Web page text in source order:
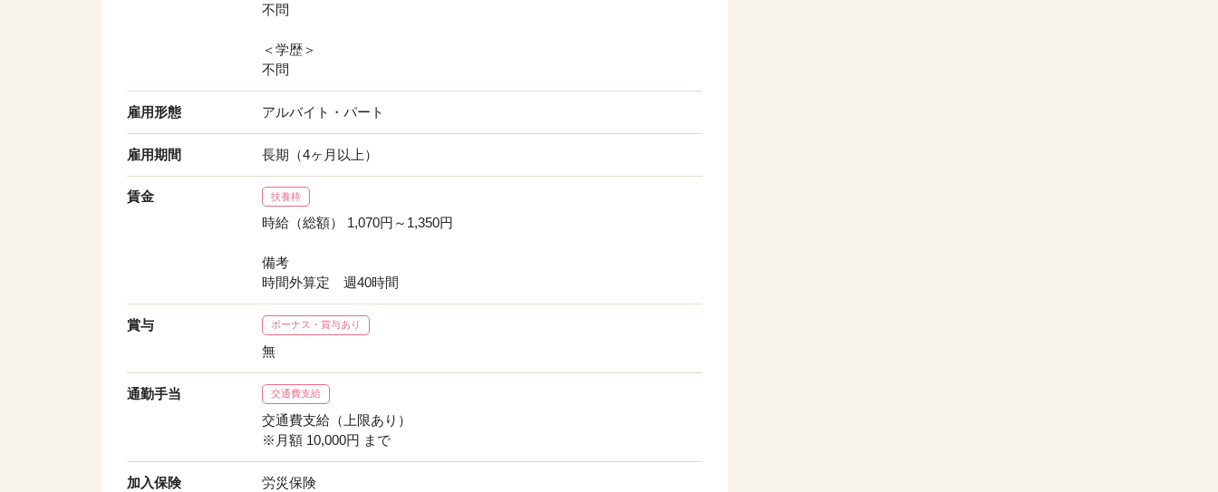
不問
＜学歴＞
不問
雇用形態 アルバイト・パート
雇用期間 長期（4ヶ月以上）
賃金 扶養枠
時給（総額） 1,070円～1,350円
備考
時間外算定 週40時間
賞与 ボーナス・賞与あり
無
通勤手当 交通費支給
交通費支給（上限あり）
※月額 10,000円 まで
加入保険 労災保険